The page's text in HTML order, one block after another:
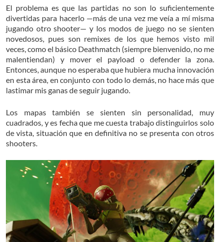
El problema es que las partidas no son lo suficientemente
divertidas para hacerlo —más de una vez me veía a mí misma
jugando otro shooter— y los modos de juego no se sienten
novedosos, pues son remixes de los que hemos visto mil
veces, como el básico Deathmatch (siempre bienvenido, no me
malentiendan) y mover el payload o defender la zona.
Entonces, aunque no esperaba que hubiera mucha innovación
en esta área, en conjunto con todo lo demás, no hace más que
lastimar mis ganas de seguir jugando.
Los mapas también se sienten sin personalidad, muy
cuadrados, y es fecha que me cuesta trabajo distinguirlos solo
de vista, situación que en definitiva no se presenta con otros
shooters.